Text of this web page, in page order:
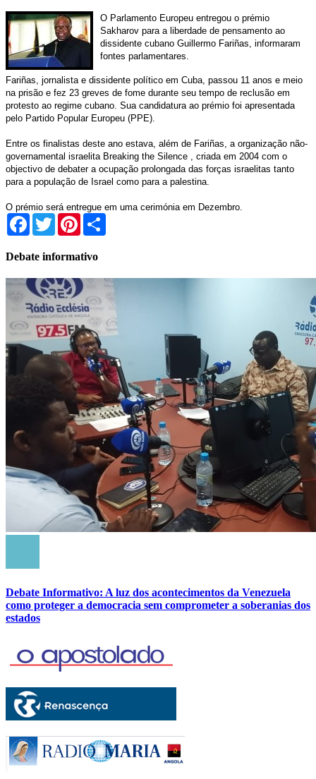
O Parlamento Europeu entregou o prémio
Sakharov para a liberdade de pensamento ao
dissidente cubano Guillermo Fariñas, informaram
fontes parlamentares.
Fariñas, jornalista e dissidente político em Cuba, passou 11 anos e meio
na prisão e fez 23 greves de fome durante seu tempo de reclusão em
protesto ao regime cubano. Sua candidatura ao prémio foi apresentada
pelo Partido Popular Europeu (PPE).
Entre os finalistas deste ano estava, além de Fariñas, a organização não-
governamental israelita Breaking the Silence , criada em 2004 com o
objectivo de debater a ocupação prolongada das forças israelitas tanto
para a população de Israel como para a palestina.
O prémio será entregue em uma cerimónia em Dezembro.
Facebook
TwitterPinterest
Debate informativo
Debate Informativo: A luz dos acontecimentos da Venezuela
como proteger a democracia sem comprometer a soberanias dos
estados